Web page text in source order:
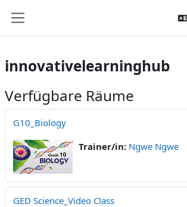
innovativelearninghub
Verfügbare Räume
G10_Biology
Trainer/in: Ngwe Ngwe
GED Science_Video Class